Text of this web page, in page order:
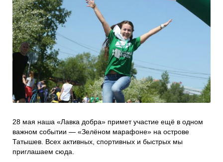
Боксы для пожертвований
Нужна помощь?
Проекты
Программы фонда
Справочник
Медиа
События и люди
Мы в СМИ
Наши друзья
Банеры
28 мая наша «Лавка добра» примет участие ещё в одном
важном событии — «Зелёном марафоне» на острове
Татышев. Всех активных, спортивных и быстрых мы
приглашаем сюда.